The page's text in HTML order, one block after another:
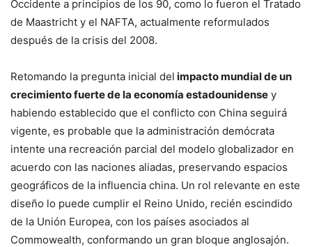
Occidente a principios de los 90, como lo fueron el Tratado
de Maastricht y el NAFTA, actualmente reformulados
después de la crisis del 2008.
Retomando la pregunta inicial del impacto mundial de un
crecimiento fuerte de la economía estadounidense y
habiendo establecido que el conflicto con China seguirá
vigente, es probable que la administración demócrata
intente una recreación parcial del modelo globalizador en
acuerdo con las naciones aliadas, preservando espacios
geográficos de la influencia china. Un rol relevante en este
diseño lo puede cumplir el Reino Unido, recién escindido
de la Unión Europea, con los países asociados al
Commowealth, conformando un gran bloque anglosajón.